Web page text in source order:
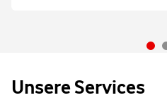
Unsere Services